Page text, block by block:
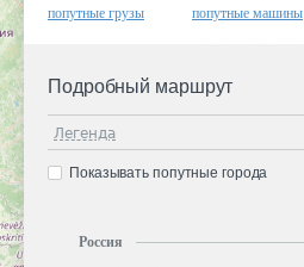
попутные грузы попутные машины
Подробный маршрут
Легенда
Показывать попутные города
Россия